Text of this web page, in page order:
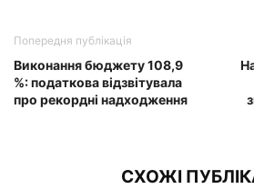
Попередня публікація
Виконання бюджету 108,9
%: податкова відзвітувала
про рекордні надходження
СХОЖІ